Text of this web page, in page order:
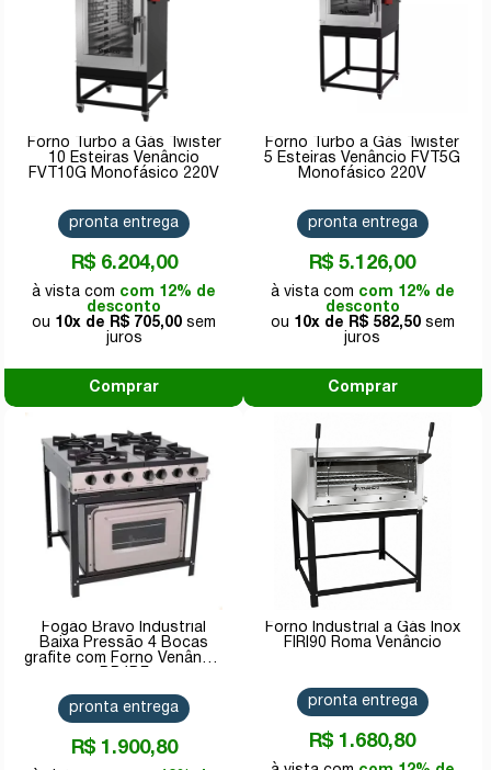
Forno Turbo a Gás Twister
10 Esteiras Venâncio
FVT10G Monofásico 220V
R$ 6.204,00
com 12% de
desconto
10x de
R$ 705,00
pronta entrega
Comprar
Forno Turbo a Gás Twister
5 Esteiras Venâncio FVT5G
Monofásico 220V
R$ 5.126,00
com 12% de
desconto
10x de
R$ 582,50
pronta entrega
Comprar
Fogão Bravo Industrial
Baixa Pressão 4 Bocas
grafite com Forno Venâncio
R$ 1.900,80
pronta entrega
Forno Industrial a Gás Inox
FIRI90 Roma Venâncio
R$ 1.680,80
pronta entrega